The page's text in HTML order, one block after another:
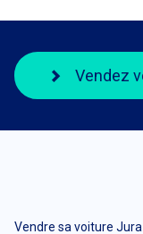
Vendez
Vendre sa voiture Jura